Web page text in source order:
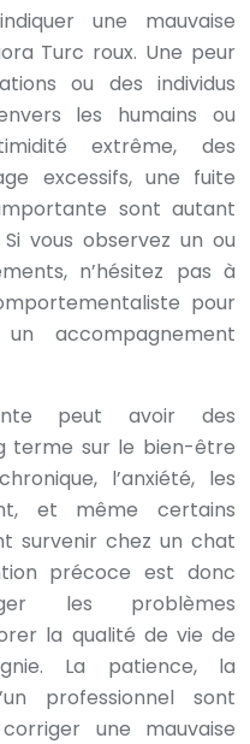
une mauvaise
Turc roux. Une peur
ou des individus
les humains ou
extrême, des
excessifs, une fuite
sont autant
vous observez un ou
n’hésitez pas à
pour
accompagnement
peut avoir des
terme sur le bien-être
l’anxiété, les
et même certains
survenir chez un chat
précoce est donc
les problèmes
la qualité de vie de
La patience, la
professionnel sont
une mauvaise